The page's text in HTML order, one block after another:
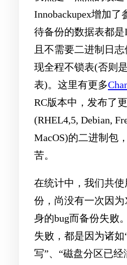
Innobackupex增加了
待备份的数据表都是
且不需要二进制日
现全程不锁表(否则
表)。这里有更多
RC版本中，发布了
(RHEL4,5, Debian,
MacOS)的二进制包
苦。
在统计中，我们共使
份，尚没有一次因为
身的bug而备份失败
失败，都是因为诸
写”、“磁盘分区已经